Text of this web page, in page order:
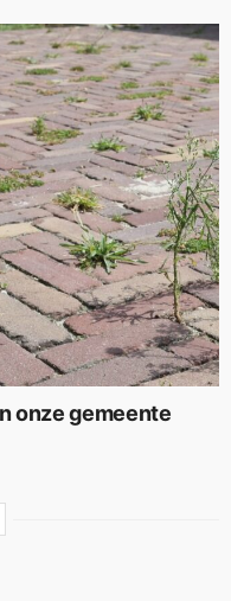
onze gemeente